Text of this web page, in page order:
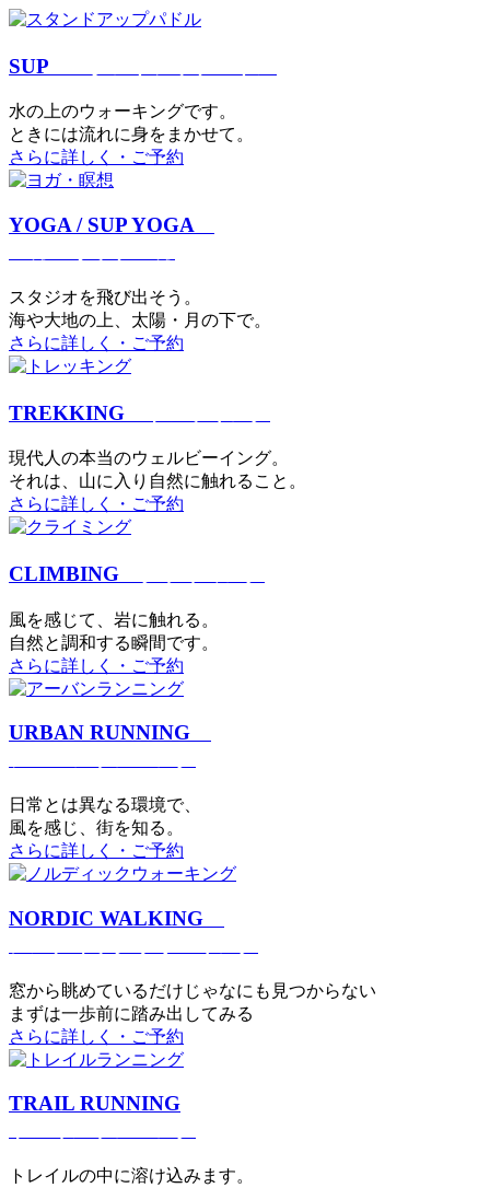
SUP
⽔の上のウォーキングです。
ときには流れに身をまかせて。
さらに詳しく・ご予約
YOGA / SUP YOGA
スタジオを⾶び出そう。
海や大地の上、太陽・⽉の下で。
さらに詳しく・ご予約
TREKKING
現代⼈の本当のウェルビーイング。
それは、⼭に⼊り⾃然に触れること。
さらに詳しく・ご予約
CLIMBING
⾵を感じて、岩に触れる。
⾃然と調和する瞬間です。
さらに詳しく・ご予約
URBAN RUNNING
日常とは異なる環境で、
風を感じ、街を知る。
さらに詳しく・ご予約
NORDIC WALKING
窓から眺めているだけじゃなにも見つからない
まずは一歩前に踏み出してみる
さらに詳しく・ご予約
TRAIL RUNNING
トレイルの中に溶け込みます。